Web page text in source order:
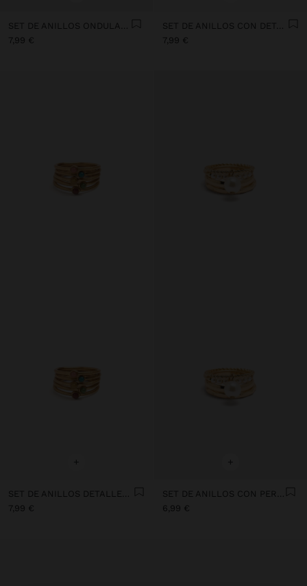
7,99 €
7,99 €
+
SET DE ANILLOS DETALLES DE ESFERAS MULTICOLOR
7,99 €
+
SET DE ANILLOS CON PERLAS
6,99 €